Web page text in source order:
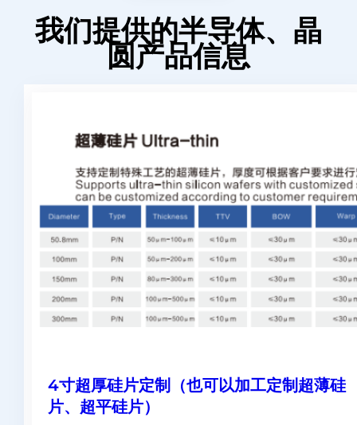
我们提供的半导体、晶
圆产品信息
4寸超厚硅片定制（也可以加工定制超薄硅
片、超平硅片）